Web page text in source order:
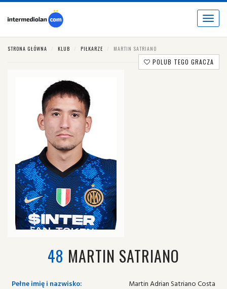
Toggle
STRONA GŁÓWNA KLUB PIŁKARZE MARTIN SATRIANO
POLUB TEGO GRACZA
48 MARTIN SATRIANO
Pełne imię i nazwisko:
Martin Adrian Satriano Costa